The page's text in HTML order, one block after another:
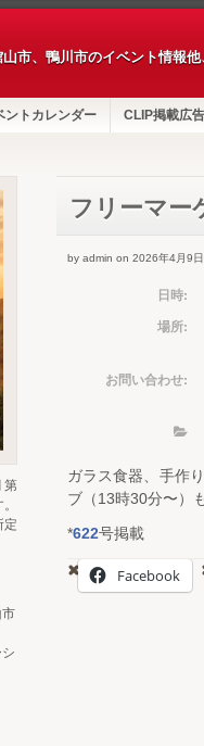
市、鴨川市のイベント情報
ントカレンダー CLIP掲載広告
フリーマー
by admin on 2026年4月9日
日時:
場所:
お問い合わせ:
ガラス食器、手作
ブ（13時30分〜）
*622号掲載
Facebook
第
定
市